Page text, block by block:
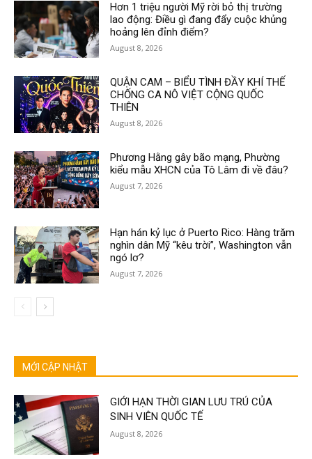
Hơn 1 triệu người Mỹ rời bỏ thị trường
lao động: Điều gì đang đẩy cuộc khủng
hoảng lên đỉnh điểm?
August 8, 2026
QUẬN CAM – BIỂU TÌNH ĐẦY KHÍ THẾ
CHỐNG CA NÔ VIỆT CỘNG QUỐC
THIÊN
August 8, 2026
Phương Hằng gây bão mạng, Phường
kiểu mẫu XHCN của Tô Lâm đi về đâu?
August 7, 2026
Hạn hán kỷ lục ở Puerto Rico: Hàng trăm
nghìn dân Mỹ “kêu trời”, Washington vẫn
ngó lơ?
August 7, 2026
MỚI CẬP NHẬT
GIỚI HẠN THỜI GIAN LƯU TRÚ CỦA
SINH VIÊN QUỐC TẾ
August 8, 2026